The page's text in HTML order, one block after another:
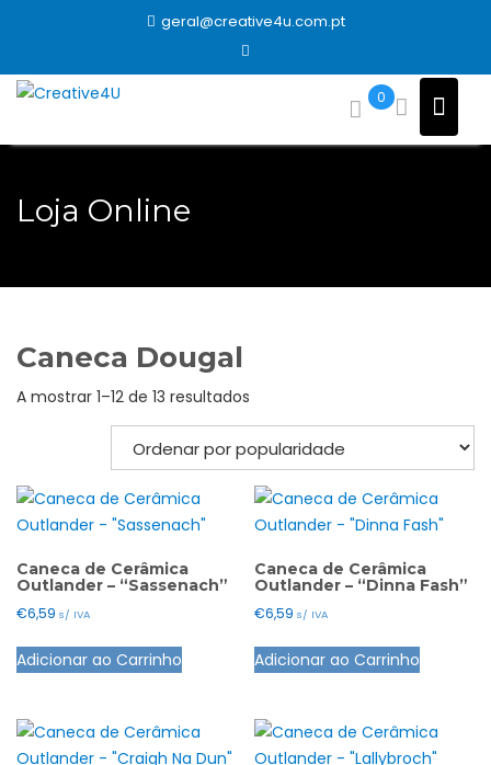
geral@creative4u.com.pt
0
Loja Online
Caneca Dougal
A mostrar 1–12 de 13 resultados
por
popularidade
Caneca de Cerâmica
Outlander – “Sassenach”
€6,59 s/ IVA
Adicionar ao Carrinho
Caneca de Cerâmica
Outlander – “Dinna Fash”
€6,59 s/ IVA
Adicionar ao Carrinho